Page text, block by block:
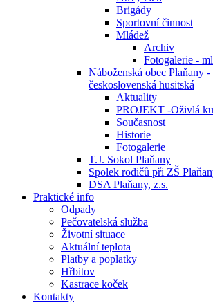
Brigády
Sportovní činnost
Mládež
Archiv
Fotogalerie -
Náboženská obec Plaňany
československá husitská
Aktuality
PROJEKT -Oživlá
Současnost
Historie
Fotogalerie
T.J. Sokol Plaňany
Spolek rodičů při ZŠ
DSA Plaňany, z.s.
Praktické info
Odpady
Pečovatelská služba
Životní situace
Aktuální teplota
Platby a poplatky
Hřbitov
Kastrace koček
Kontakty